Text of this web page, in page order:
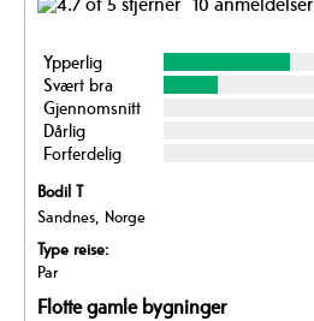
Ypperlig
Svært bra
Gjennomsnitt
Dårlig
Forferdelig
Bodil T
Sandnes, Norge
Type reise:
Par
Flotte gamle bygninger